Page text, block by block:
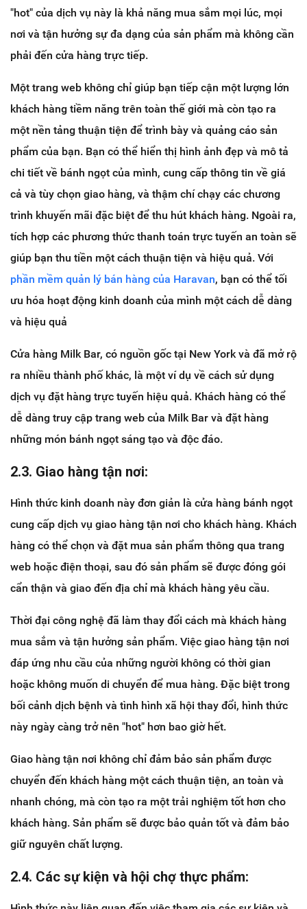
"hot" của dịch vụ này là khả năng mua sắm mọi lúc, mọi
nơi và tận hưởng sự đa dạng của sản phẩm mà không cần
phải đến cửa hàng trực tiếp.
Một trang web không chỉ giúp bạn tiếp cận một lượng lớn
khách hàng tiềm năng trên toàn thế giới mà còn tạo ra
một nền tảng thuận tiện để trình bày và quảng cáo sản
phẩm của bạn. Bạn có thể hiển thị hình ảnh đẹp và mô tả
chi tiết về bánh ngọt của mình, cung cấp thông tin về giá
cả và tùy chọn giao hàng, và thậm chí chạy các chương
trình khuyến mãi đặc biệt để thu hút khách hàng. Ngoài ra,
tích hợp các phương thức thanh toán trực tuyến an toàn sẽ
giúp bạn thu tiền một cách thuận tiện và hiệu quả. Với
phần mềm quản lý bán hàng của Haravan, bạn có thể tối
ưu hóa hoạt động kinh doanh của mình một cách dễ dàng
và hiệu quả
Cửa hàng Milk Bar, có nguồn gốc tại New York và đã mở rộ
ra nhiều thành phố khác, là một ví dụ về cách sử dụng
dịch vụ đặt hàng trực tuyến hiệu quả. Khách hàng có thể
dễ dàng truy cập trang web của Milk Bar và đặt hàng
những món bánh ngọt sáng tạo và độc đáo.
2.3. Giao hàng tận nơi:
Hình thức kinh doanh này đơn giản là cửa hàng bánh ngọt
cung cấp dịch vụ giao hàng tận nơi cho khách hàng. Khách
hàng có thể chọn và đặt mua sản phẩm thông qua trang
web hoặc điện thoại, sau đó sản phẩm sẽ được đóng gói
cẩn thận và giao đến địa chỉ mà khách hàng yêu cầu.
Thời đại công nghệ đã làm thay đổi cách mà khách hàng
mua sắm và tận hưởng sản phẩm. Việc giao hàng tận nơi
đáp ứng nhu cầu của những người không có thời gian
hoặc không muốn di chuyển để mua hàng. Đặc biệt trong
bối cảnh dịch bệnh và tình hình xã hội thay đổi, hình thức
này ngày càng trở nên "hot" hơn bao giờ hết.
Giao hàng tận nơi không chỉ đảm bảo sản phẩm được
chuyển đến khách hàng một cách thuận tiện, an toàn và
nhanh chóng, mà còn tạo ra một trải nghiệm tốt hơn cho
khách hàng. Sản phẩm sẽ được bảo quản tốt và đảm bảo
giữ nguyên chất lượng.
2.4. Các sự kiện và hội chợ thực phẩm: